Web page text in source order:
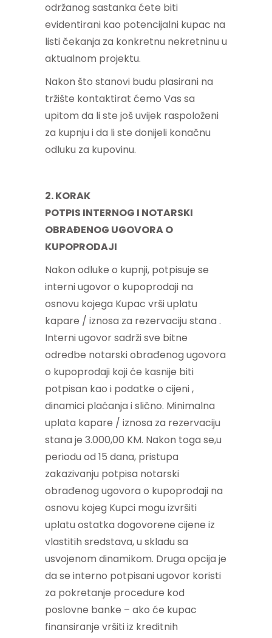
održanog sastanka ćete biti
evidentirani kao potencijalni kupac na
listi čekanja za konkretnu nekretninu u
aktualnom projektu.
Nakon što stanovi budu plasirani na
tržište kontaktirat ćemo Vas sa
upitom da li ste još uvijek raspoloženi
za kupnju i da li ste donijeli konačnu
odluku za kupovinu.
2. KORAK
POTPIS INTERNOG I NOTARSKI
OBRAĐENOG UGOVORA O
KUPOPRODAJI
Nakon odluke o kupnji, potpisuje se
interni ugovor o kupoprodaji na
osnovu kojega Kupac vrši uplatu
kapare / iznosa za rezervaciju stana .
Interni ugovor sadrži sve bitne
odredbe notarski obrađenog ugovora
o kupoprodaji koji će kasnije biti
potpisan kao i podatke o cijeni ,
dinamici plaćanja i slično. Minimalna
uplata kapare / iznosa za rezervaciju
stana je 3.000,00 KM. Nakon toga se,u
periodu od 15 dana, pristupa
zakazivanju potpisa notarski
obrađenog ugovora o kupoprodaji na
osnovu kojeg Kupci mogu izvršiti
uplatu ostatka dogovorene cijene iz
vlastitih sredstava, u skladu sa
usvojenom dinamikom. Druga opcija je
da se interno potpisani ugovor koristi
za pokretanje procedure kod
poslovne banke – ako će kupac
finansiranje vršiti iz kreditnih